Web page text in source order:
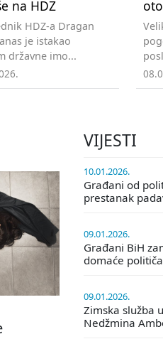
na HDZ
HDZ-a Dragan
je istakao
državne imo...
VIJESTI
10.01.2026.
Građani od
prestanak
09.01.2026.
Građani BiH
domaće
09.01.2026.
Zimska služba
Nedžmina